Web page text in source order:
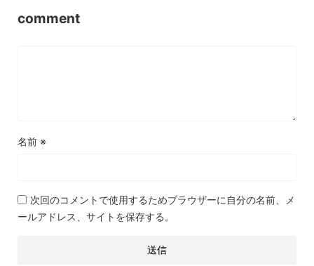
comment
名前 ※
次回のコメントで使用するためブラウザーに自分の名前、メ
ールアドレス、サイトを保存する。